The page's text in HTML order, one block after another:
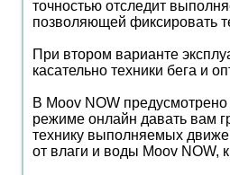
точностью отследит
позволяющей фиксировать
При втором варианте
касательно техники бега и
В Moov NOW
режиме онлайн давать вам
технику выполняемых
от влаги и воды Moov NOW,